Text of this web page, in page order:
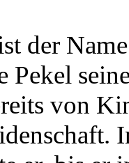
der
Pekel
von